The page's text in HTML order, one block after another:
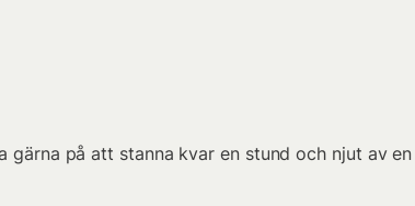
på att stanna kvar en stund och njut av